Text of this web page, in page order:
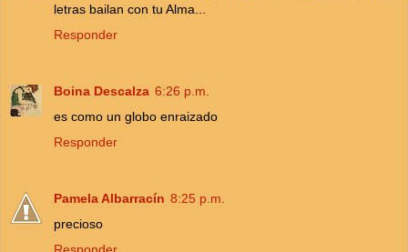
letras bailan con tu Alma...
Responder
Boina Descalza 6:26 p.m.
es como un globo enraizado
Responder
Pamela Albarracín 8:25 p.m.
precioso